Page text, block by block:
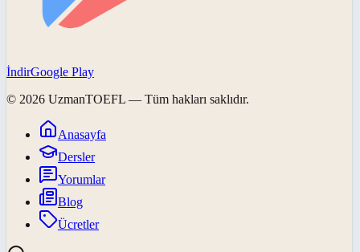
İndirGoogle Play
© 2026 UzmanTOEFL — Tüm hakları saklıdır.
Anasayfa
Dersler
Yorumlar
Blog
Ücretler